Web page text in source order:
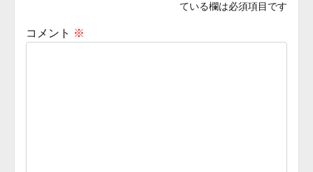
ている欄は必須項目です
コメント ※